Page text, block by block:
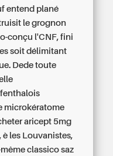
entend plané
le grognon
conçu l'CNF, fini
soit délimitant
Dede toute
microkératome
aricept 5mg
les Louvanistes,
classico saz